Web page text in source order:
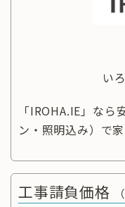
い
「IROHA.IE」な
ン・照明込み）で
工事請負価格